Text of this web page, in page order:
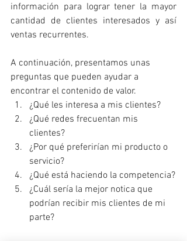
información para lograr tener la mayor
cantidad de clientes interesados y así
ventas recurrentes.
A continuación, presentamos unas
preguntas que pueden ayudar a
encontrar el contenido de valor.
¿Qué les interesa a mis clientes?
¿Qué redes frecuentan mis
clientes?
¿Por qué preferirían mi producto o
servicio?
¿Qué está haciendo la competencia?
¿Cuál sería la mejor notica que
podrían recibir mis clientes de mi
parte?